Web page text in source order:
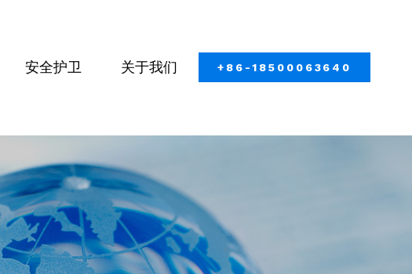
安全护卫 关于我们 +86-18500063640